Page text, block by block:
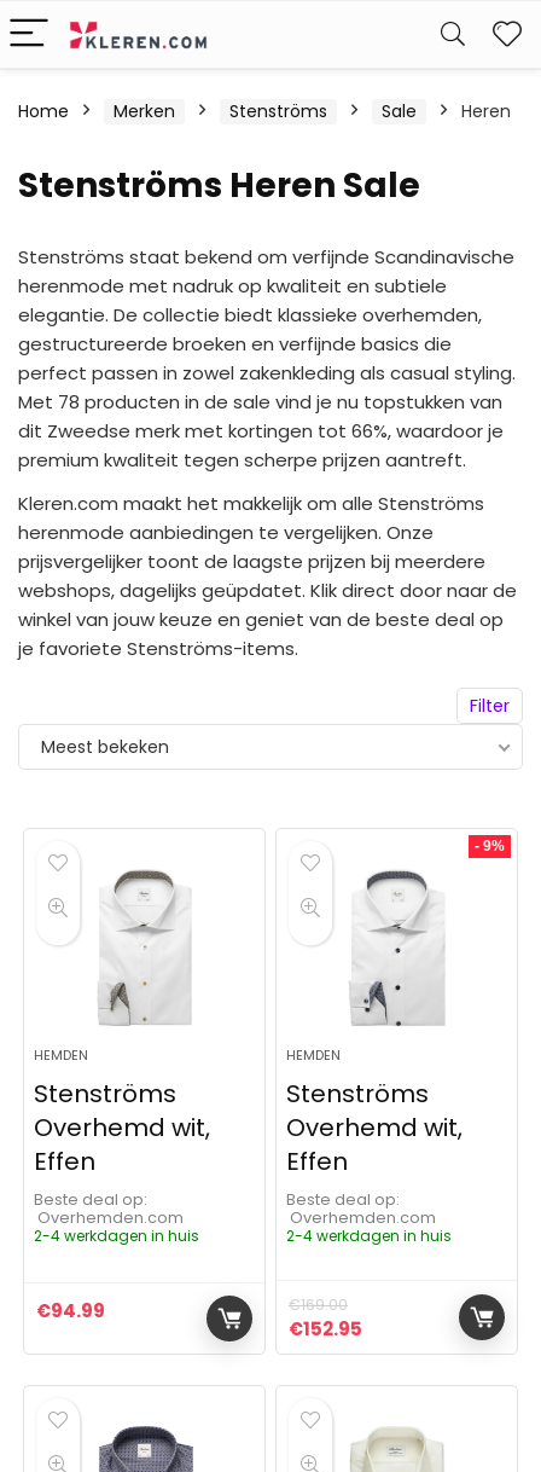
Home Merken Stenströms Sale Heren
Stenströms Heren Sale
Stenströms staat bekend om verfijnde Scandinavische
herenmode met nadruk op kwaliteit en subtiele
elegantie. De collectie biedt klassieke overhemden,
gestructureerde broeken en verfijnde basics die
perfect passen in zowel zakenkleding als casual styling.
Met 78 producten in de sale vind je nu topstukken van
dit Zweedse merk met kortingen tot 66%, waardoor je
premium kwaliteit tegen scherpe prijzen aantreft.
Kleren.com maakt het makkelijk om alle Stenströms
herenmode aanbiedingen te vergelijken. Onze
prijsvergelijker toont de laagste prijzen bij meerdere
webshops, dagelijks geüpdatet. Klik direct door naar de
winkel van jouw keuze en geniet van de beste deal op
je favoriete Stenströms-items.
Filter
Meest bekeken
HEMDEN
Stenströms
Overhemd wit,
Effen
Beste deal op:
Overhemden.com
2-4 werkdagen in huis
€94.99
- 9%
HEMDEN
Stenströms
Overhemd wit,
Effen
Beste deal op:
Overhemden.com
2-4 werkdagen in huis
€169.00
Oorspronkelijke prijs was:
€152.95 Huidige prijs is: